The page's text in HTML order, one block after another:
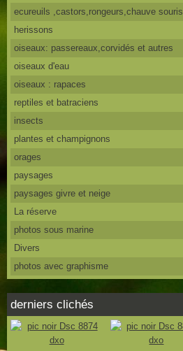
ecureuils ,castors,rongeurs,chauve souris
herissons
oiseaux: passereaux,corvidés et autres
oiseaux d'eau
oiseaux : rapaces
reptiles et batraciens
insects
plantes et champignons
orages
paysages
paysages givre et neige
La réserve
photos sous marine
Divers
photos avec graphisme
derniers clichés